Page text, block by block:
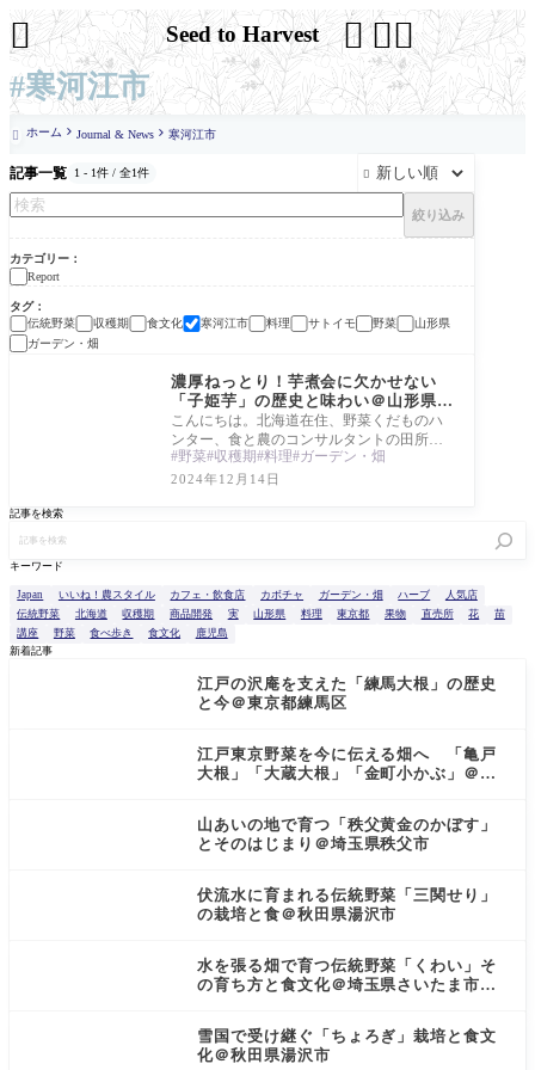
#寒河江市
Seed to Harvest 

 ホーム Journal & News 寒河江市
記事一覧 1 - 1件 / 全1件 
絞り込み
カテゴリー
Report
タグ
伝統野菜
収穫期 食文化 寒河江市 料理 サトイモ 野菜
山形県
ガーデン・畑
濃厚ねっとり！芋煮会に欠かせない
「子姫芋」の歴史と味わい＠山形県寒
河江市
こんにちは。北海道在住、野菜くだものハ
ンター、食と農のコンサルタントの田所か
おりです。 今回は、山形県の伝統野菜サト
イモ
野菜 収穫期 料理 ガーデン・畑
2024年12月14日
記事を検索
キーワード
Japan いいね！農スタイル カフェ・飲食店 カボチャ ガーデン・畑 ハーブ
人気店
伝統野菜
北海道 収穫期 商品開発 実 山形県 料理 東京都 果物 直売所 花
苗
講座
野菜 食べ歩き 食文化
鹿児島
新着記事
江戸の沢庵を支えた「練馬大根」の歴史
と今＠東京都練馬区
江戸東京野菜を今に伝える畑へ 「亀戸
大根」「大蔵大根」「金町小かぶ」＠東
山あいの地で育つ「秩父黄金のかぼす」
とそのはじまり＠埼玉県秩父市
伏流水に育まれる伝統野菜「三関せり」
の栽培と食＠秋田県湯沢市
水を張る畑で育つ伝統野菜「くわい」そ
の育ち方と食文化＠埼玉県さいたま市見
雪国で受け継ぐ「ちょろぎ」栽培と食文
化＠秋田県湯沢市